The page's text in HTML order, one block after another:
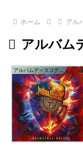
ホーム アル
アルバム
アルバムディスコグラフィ